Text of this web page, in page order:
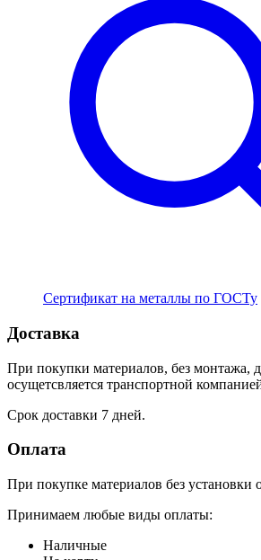
Сертификат на металлы по ГОСТу
Доставка
При покупки материалов, без монтажа,
осущетсвляется транспортной
Срок доставки 7 дней.
Оплата
При покупке материалов без установки
Принимаем любые виды оплаты:
Наличные